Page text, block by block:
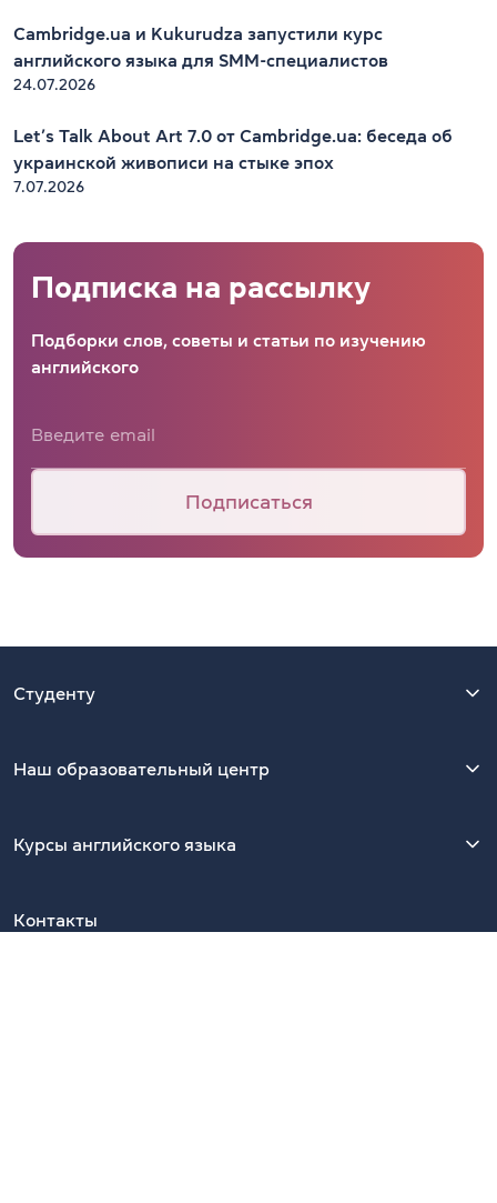
Cambridge.ua и Kukurudza запустили курс
английского языка для SMM-специалистов
24.07.2026
Let’s Talk About Art 7.0 от Cambridge.ua: беседа об
украинской живописи на стыке эпох
7.07.2026
Подписка на рассылку
Подборки слов, советы и статьи по изучению
английского
Подписаться
Студенту
Наш образовательный центр
Курсы английского языка
Контакты